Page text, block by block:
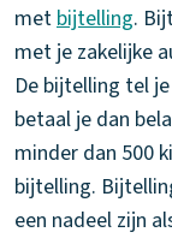
metbijtelling.
met je zakelijke
De bijtelling tel
betaal je dan
minder dan 500
bijtelling.
een nadeel zijn